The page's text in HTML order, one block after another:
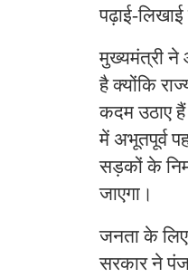
पढ़ाई-
मुख्यमंत्री ने
है क्योंकि
कदम उठाए
में अभूतपूर्व
सड़कों के
जाएगा।
जनता के लिए
सरकार ने